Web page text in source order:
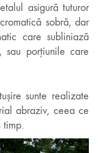
asigură tuturor
sobră, dar
care subliniază
sau porțiunile care
sunte realizate
abraziv, ceea ce
timp.